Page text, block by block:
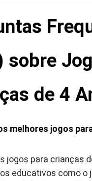
sobre
de 4
melhores jogos
jogos para crianças
educativos como o